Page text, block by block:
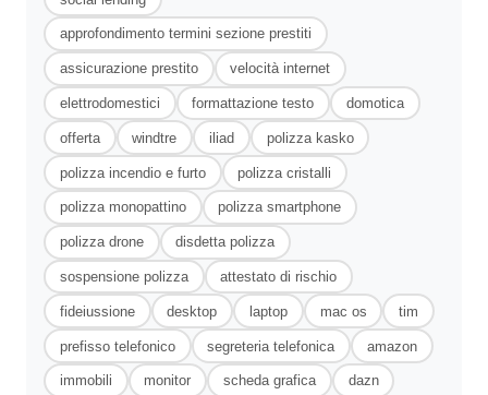
approfondimento termini sezione prestiti
assicurazione prestito velocità internet
elettrodomestici formattazione testo domotica
offerta windtre iliad polizza kasko
polizza incendio e furto polizza cristalli
polizza monopattino polizza smartphone
polizza drone disdetta polizza
sospensione polizza attestato di rischio
fideiussione desktop laptop mac os tim
prefisso telefonico segreteria telefonica amazon
immobili monitor scheda grafica dazn